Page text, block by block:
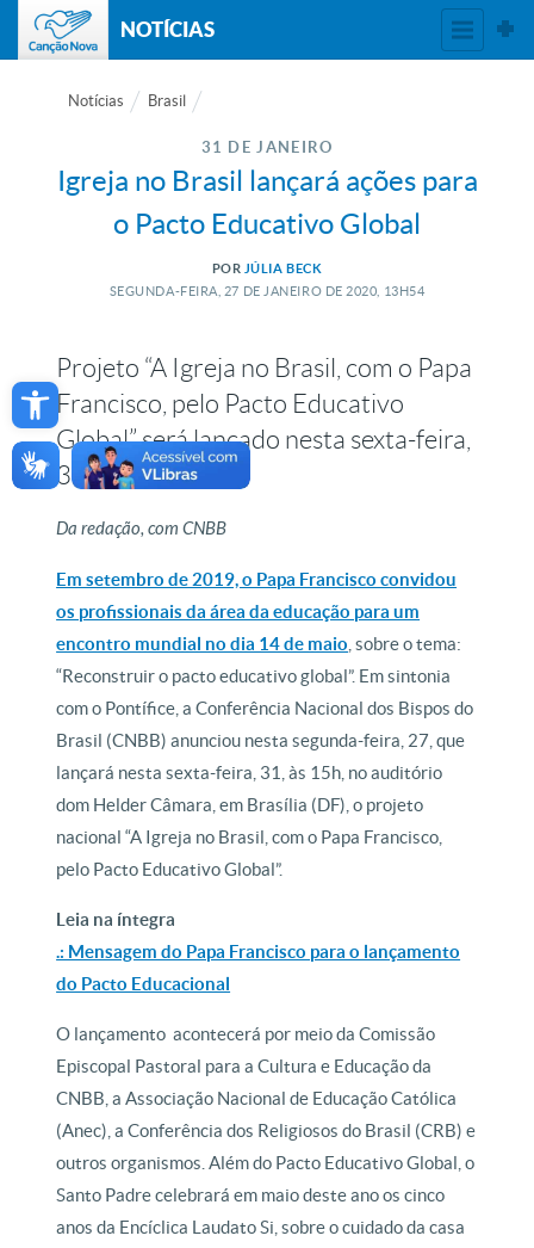
Open toolbar
NOTÍCIAS
Notícias Brasil
31 DE JANEIRO
Igreja no Brasil lançará ações para
o Pacto Educativo Global
POR JÚLIA BECK
SEGUNDA-FEIRA, 27 DE JANEIRO DE 2020, 13H54
Projeto “A Igreja no Brasil, com o Papa
Francisco, pelo Pacto Educativo
Global” será lançado nesta sexta-feira,
31
Da redação, com CNBB
Em setembro de 2019, o Papa Francisco convidou
os profissionais da área da educação para um
encontro mundial no dia 14 de maio , sobre o tema:
“Reconstruir o pacto educativo global”. Em sintonia
com o Pontífice, a Conferência Nacional dos Bispos do
Brasil (CNBB) anunciou nesta segunda-feira, 27, que
lançará nesta sexta-feira, 31, às 15h, no auditório
dom Helder Câmara, em Brasília (DF), o projeto
nacional “A Igreja no Brasil, com o Papa Francisco,
pelo Pacto Educativo Global”.
Leia na íntegra
.: Mensagem do Papa Francisco para o lançamento
do Pacto Educacional
O lançamento acontecerá por meio da Comissão
Episcopal Pastoral para a Cultura e Educação da
CNBB, a Associação Nacional de Educação Católica
(Anec), a Conferência dos Religiosos do Brasil (CRB) e
outros organismos. Além do Pacto Educativo Global, o
Santo Padre celebrará em maio deste ano os cinco
anos da Encíclica Laudato Si, sobre o cuidado da casa